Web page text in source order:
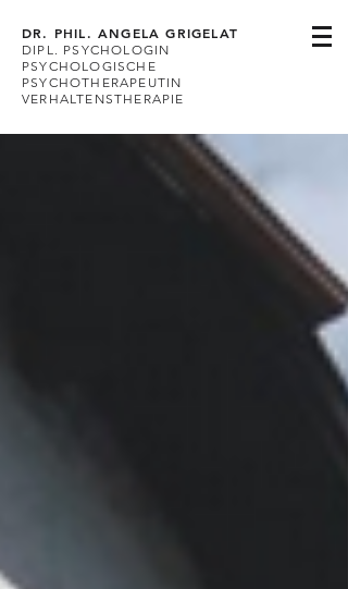
DR. PHIL. ANGELA GRIGELAT
DIPL. PSYCHOLOGIN
PSYCHOLOGISCHE
PSYCHOTHERAPEUTIN
VERHALTENSTHERAPIE